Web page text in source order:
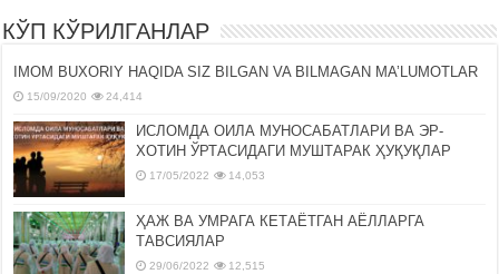
КЎП КЎРИЛГАНЛАР
IMOM BUXORIY HAQIDA SIZ BILGAN VA BILMAGAN MA’LUMOTLAR
15/09/2020 24,414
ИСЛОМДА ОИЛА МУНОСАБАТЛАРИ ВА ЭР-
ХОТИН ЎРТАСИДАГИ МУШТАРАК ҲУҚУҚЛАР
17/05/2022 14,053
ҲАЖ ВА УМРАГА КЕТАЁТГАН АЁЛЛАРГА
ТАВСИЯЛАР
29/06/2022 12,515